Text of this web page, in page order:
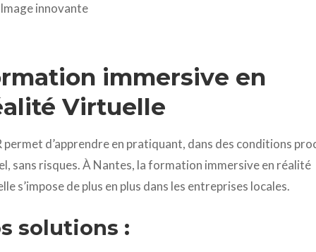
Image innovante
immersive en
Virtuelle
permet d’apprendre en pratiquant, dans des conditions
sans risques. À Nantes, la formation immersive en réalité
s’impose de plus en plus dans les entreprises locales.
solutions :